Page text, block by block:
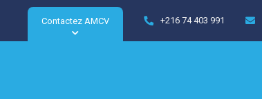
Contactez AMCV +216 74 403 991